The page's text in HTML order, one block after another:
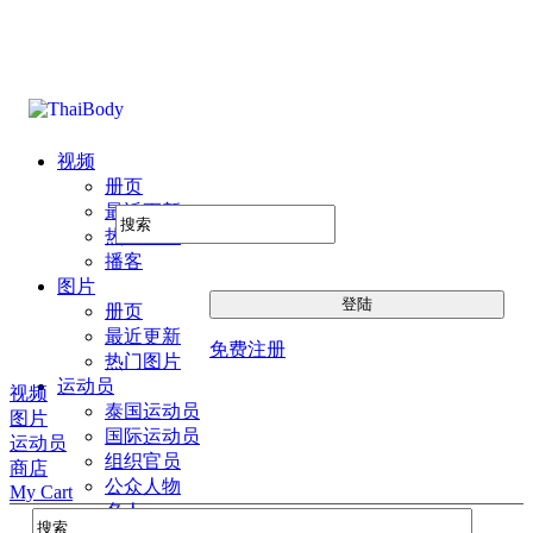
视频
册页
最近更新
热门图片
播客
图片
册页
最近更新
热门图片
运动员
泰国运动员
国际运动员
组织官员
公众人物
名人
免费注册
视频
图片
运动员
商店
My Cart